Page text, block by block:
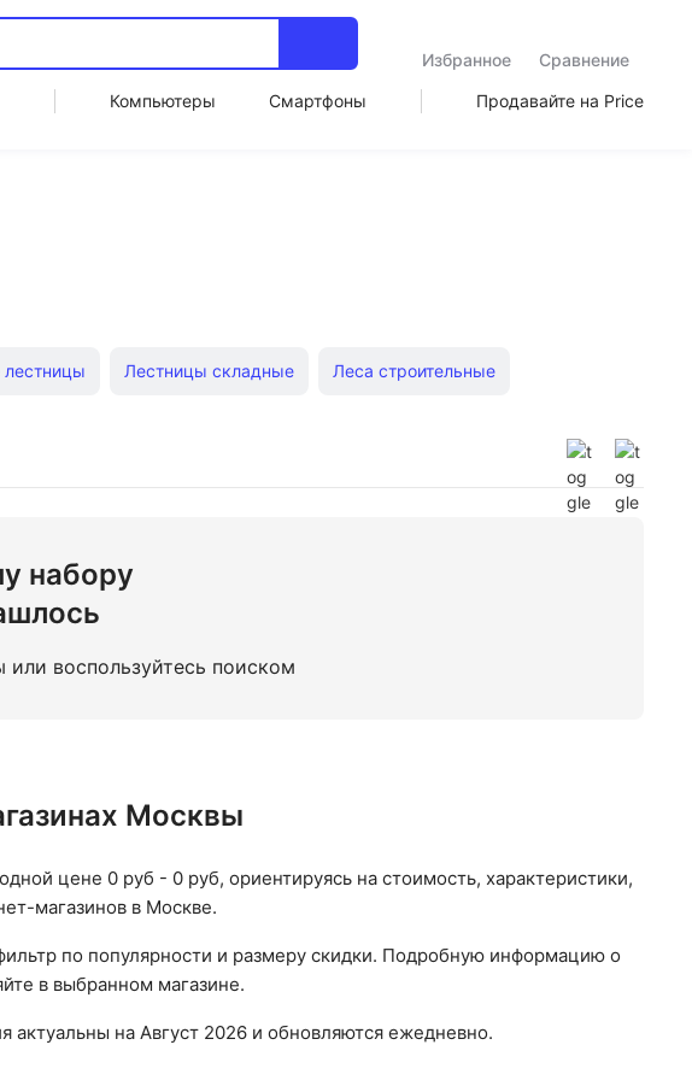
Избранное
Сравнение
Компьютеры Смартфоны Продавайте на Price
Лестницы складные Леса строительные
Телескопические стремянки Трехсекционные лестницы
набору
воспользуйтесь поиском
Москвы
цене 0 руб - 0 руб, ориентируясь на стоимость, характеристики,
магазинов в Москве.
по популярности и размеру скидки. Подробную информацию о
в выбранном магазине.
на Август 2026 и обновляются ежедневно.